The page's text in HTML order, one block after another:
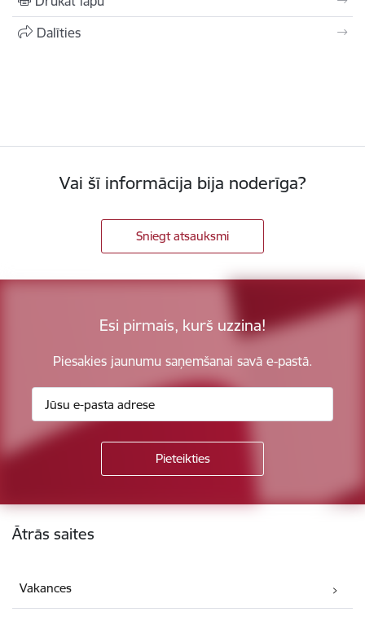
Dalīties
Vai šī informācija bija noderīga?
Sniegt atsauksmi
Esi pirmais, kurš uzzina!
Piesakies jaunumu saņemšanai savā e-pastā.
Kājene
Ātrās saites
Vakances